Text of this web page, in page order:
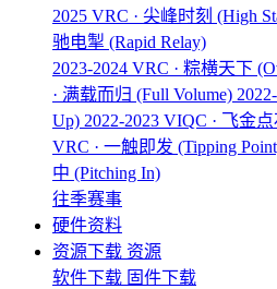
2025 VRC · 尖峰时刻 (High
驰电掣 (Rapid Relay)
2023-2024 VRC · 粽横天下
· 满载而归 (Full Volume)
Up) 2022-2023 VIQC · 飞金点
VRC · 一触即发 (Tipping
中 (Pitching In)
往季赛事
硬件资料
资源下载 资源
软件下载 固件下载